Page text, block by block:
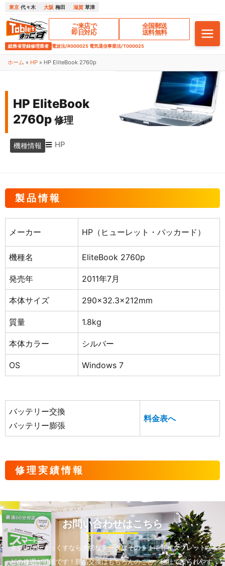
東京 代々木 大阪 梅田 滋賀 草津
ご来店で
即日対応
全国郵送
送料無料
総務省登録修理業者 電波法/R000025 電気通信事業法/T000025
ホーム » HP » HP EliteBook 2760p
HP EliteBook
2760p 修理
機種情報 HP
製品情報
メーカー HP（ヒューレット・パッカード）
機種名 EliteBook 2760p
発売年 2011年7月
本体サイズ 290×32.3x212mm
質量 1.8kg
本体カラー シルバー
OS Windows 7
バッテリー交換
バッテリー膨張
料金表へ
修理実績情報
お問い合わせはこちら
タブレットまっくすなら大切なデータはそのままで各種タブレットな
どの修理が可能です！部品交換はもちろんのこと、他社で断られやす